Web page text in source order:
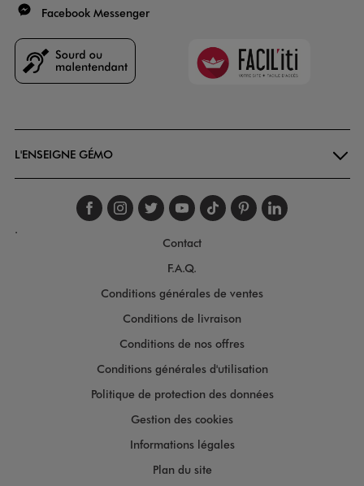
Facebook Messenger
Faciliti
L'ENSEIGNE GÉMO
Suivez-nous sur
Suivez-nous sur
Suivez-nous sur
Suivez-nous
Suivez-nous
Suivez-
.
Contact
F.A.Q.
Conditions générales de ventes
Conditions de livraison
Conditions de nos offres
Conditions générales d'utilisation
Politique de protection des données
Gestion des cookies
Informations légales
Plan du site